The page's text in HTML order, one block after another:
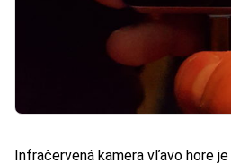
Infračervená kamera vľavo hore